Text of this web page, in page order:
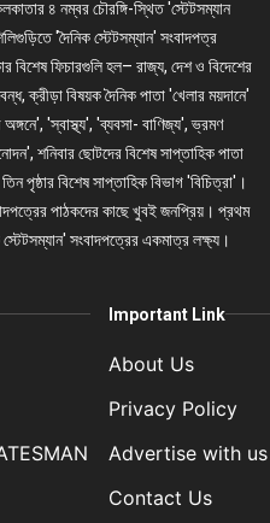
৪ নম্বর চৌরঙ্গি-স্থিত 'স্টেটসম্যান
'দৈনিক স্টেটসম্যান' সংবাদপত্র
বিশেষ ফিচারগুলি হল– রাজ্য, দেশ ও বিদেশের
ক্রীড়া বিষয়ক দৈনিক পাতা 'খেলার ময়দানে'
অঙ্গনে', 'স্বাস্থ্য', 'ব্যবসা- বাণিজ্য', ভ্রমণ
শনিবার ছোটদের বিশেষ সাপ্তাহিক পাতা
পৃষ্ঠার বিশেষ সাপ্তাহিক বিভাগ 'বিচিত্রা'।
পাঠকদের কাছে খুবই জনপ্রিয়। প্রথম
সংবাদপত্রের একমাত্র লক্ষ্য।
Important Link
About Us
Privacy Policy
Advertise with us
Contact Us